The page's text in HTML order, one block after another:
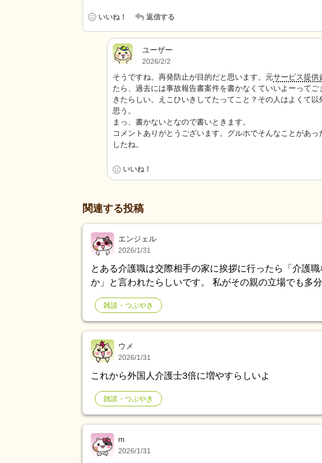
いいね！ 返信する
ユーザー
2026/2/2
そうですね。再発防止が目的だと思います。元サービス提供
たら、過去には事故報告書案件を書かなくていいよーって
きたらしい。えこひいきしてたってこと？その人はよくて
思う。
まっ、書かないとなので書いときます。
コメントありがとうございます。グルホでそんなことがあ
したね。
いいね！
関連する投稿
エンジェル
2026/1/31
とある介護職は交際相手の家に挨拶に行ったら「介護
か」と言われたらしいです。 私がその親の立場でも多
額では老後の資金どころか、現生活も厳しく自分かそ
な負け人生濃厚な状況から、大切な我が子を守りたい
かります。
雑談・つぶやき
ウメ
2026/1/31
これから外国人介護士3倍に増やすらしいよ
雑談・つぶやき
m
2026/1/31